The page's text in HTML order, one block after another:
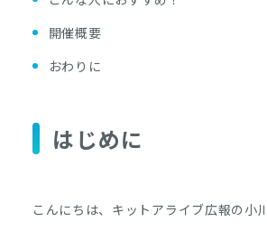
開催概要
おわりに
はじめに
こんにちは、キットアライブ広報の小川